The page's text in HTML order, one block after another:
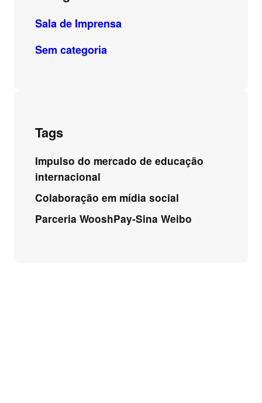
Sala de Imprensa
Sem categoria
Tags
Impulso do mercado de educação
internacional
Colaboração em mídia social
Parceria WooshPay-Sina Weibo